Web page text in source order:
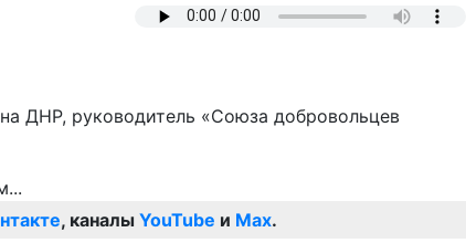
ДНР, руководитель «Союза добровольцев
, каналы YouTube и Max.